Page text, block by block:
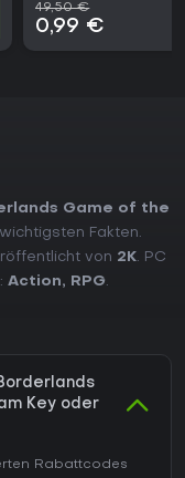
49,50 €
0,99 €
Game of the
Fakten.
von 2K. PC
Action, RPG.
Key oder
Rabattcodes